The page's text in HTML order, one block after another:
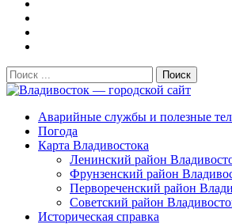
Поиск:
Владивосток — городской сайт
Аварийные службы и полезные
Погода
Карта Владивостока
Ленинский район
Фрунзенский район
Первореченский район
Советский район
Историческая справка